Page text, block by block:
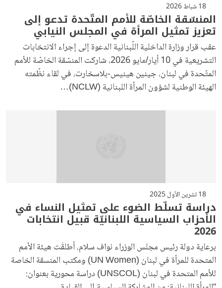
18 شباط 2026
المنسّقة الخاصّة للأمم المتّحدة تدعو إلى
تعزيز تمثيل المرأة في المجلس النيابي
عقب قرار وزارة الداخلية اللّبنانية الدعوة إلى إجراء الانتخابات
التشريعية في 10 أيار/مايو 2026، شاركت المنسّقة الخاصّة للأمم
المتّحدة في لبنان، جينين هينيس-بلاسخارت، في لقاء نظّمته
الهيئة الوطنية لشؤون المرأة اللبنانية (NCLW)…
18 تشرين الأول 2025
دراسة تسلّط الضوء على تمثيل النساء في
الأحزاب السياسية اللبنانيّة قبيل انتخابات
2026
برعاية دولة رئيس مجلس الوزراء نواف سلام، أطلقَت هيئة الأمم
المتحدة للمرأة في لبنان (UN Women) ومكتب المنسقة الخاصة
للأمم المتحدة في لبنان (UNSCOL) دراسة محورية بعنوان: